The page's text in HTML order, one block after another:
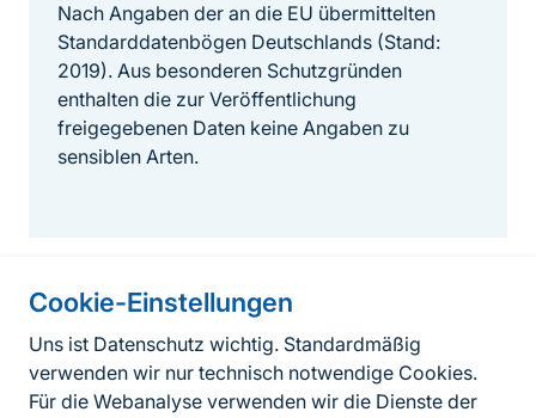
Cookie-Einstellungen
Uns ist Datenschutz wichtig. Standardmäßig
verwenden wir nur technisch notwendige Cookies.
Für die Webanalyse verwenden wir die Dienste der
Nach Angaben der an die EU übermittelten
Standarddatenbögen Deutschlands (Stand:
2019). Aus besonderen Schutzgründen
enthalten die zur Veröffentlichung
freigegebenen Daten keine Angaben zu
sensiblen Arten.
Informationen zur Seite
FußzeileKontakt zum BfN